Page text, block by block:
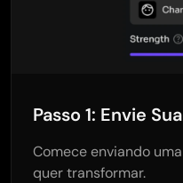
Passo 1: Envie
Comece enviando
quer transformar.